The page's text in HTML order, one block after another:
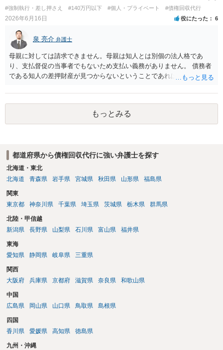
#強制執行・差し押さえ #140万円以下 #個人・プライベート #債権回収代行
2026年6月16日 役にたった 6
泉 亮介 弁護士
母親に対しては請求できません。母親は知人とは別個の法人格であ
り、支払督促の当事者でもないため支払い義務がありません。 債務者
である知人の差押財産が見つからないということであれば、現実的に
もっとみる
都道府県から債権回収代行に強い弁護士を探す
北海道・東北
北海道
青森県 岩手県 宮城県 秋田県 山形県 福島県
関東
東京都
神奈川県 千葉県 埼玉県 茨城県 栃木県 群馬県
北陸・甲信越
新潟県
長野県 山梨県 石川県 富山県 福井県
東海
愛知県
静岡県 岐阜県 三重県
関西
大阪府
兵庫県 京都府 滋賀県 奈良県 和歌山県
中国
広島県
岡山県 山口県 鳥取県 島根県
四国
香川県
愛媛県 高知県 徳島県
九州・沖縄